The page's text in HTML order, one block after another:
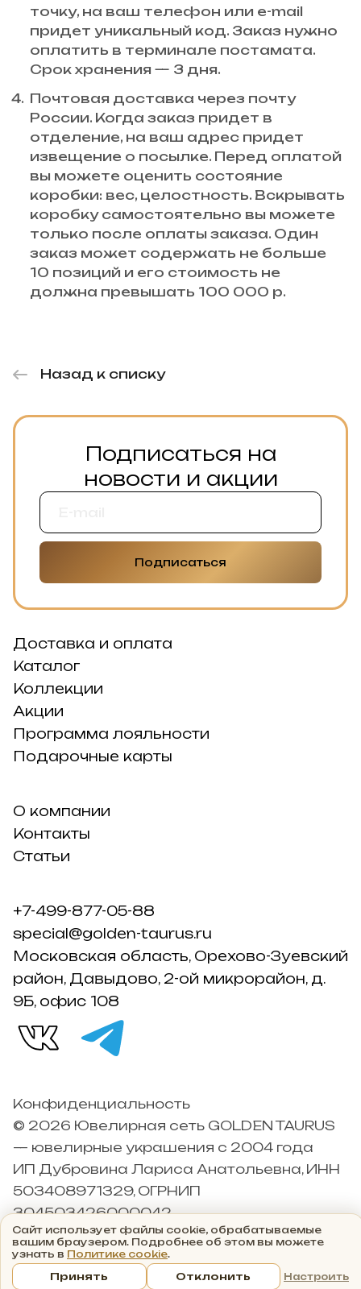
точку, на ваш телефон или e-mail
придет уникальный код. Заказ нужно
оплатить в терминале постамата.
Срок хранения — 3 дня.
Почтовая доставка через почту
России. Когда заказ придет в
отделение, на ваш адрес придет
извещение о посылке. Перед оплатой
вы можете оценить состояние
коробки: вес, целостность. Вскрывать
коробку самостоятельно вы можете
только после оплаты заказа. Один
заказ может содержать не больше
10 позиций и его стоимость не
должна превышать 100 000 р.
Назад к списку
Подписаться на
новости и акции
Подписаться
Доставка и оплата
Каталог
Коллекции
Акции
Программа лояльности
Подарочные карты
О компании
Контакты
Статьи
+7-499-877-05-88
special@golden-taurus.ru
Московская область, Орехово-Зуевский
район, Давыдово, 2-ой микрорайон, д.
9Б, офис 108
Конфиденциальность
© 2026 Ювелирная сеть GOLDEN TAURUS
— ювелирные украшения с 2004 года
ИП Дубровина Лариса Анатольевна, ИНН
503408971329, ОГРНИП
304503426000042
Главная Корзина Кабинет
Сайт использует файлы cookie, обрабатываемые
вашим браузером. Подробнее об этом вы можете
узнать в Политике cookie.
Принять
Настроить
Отклонить